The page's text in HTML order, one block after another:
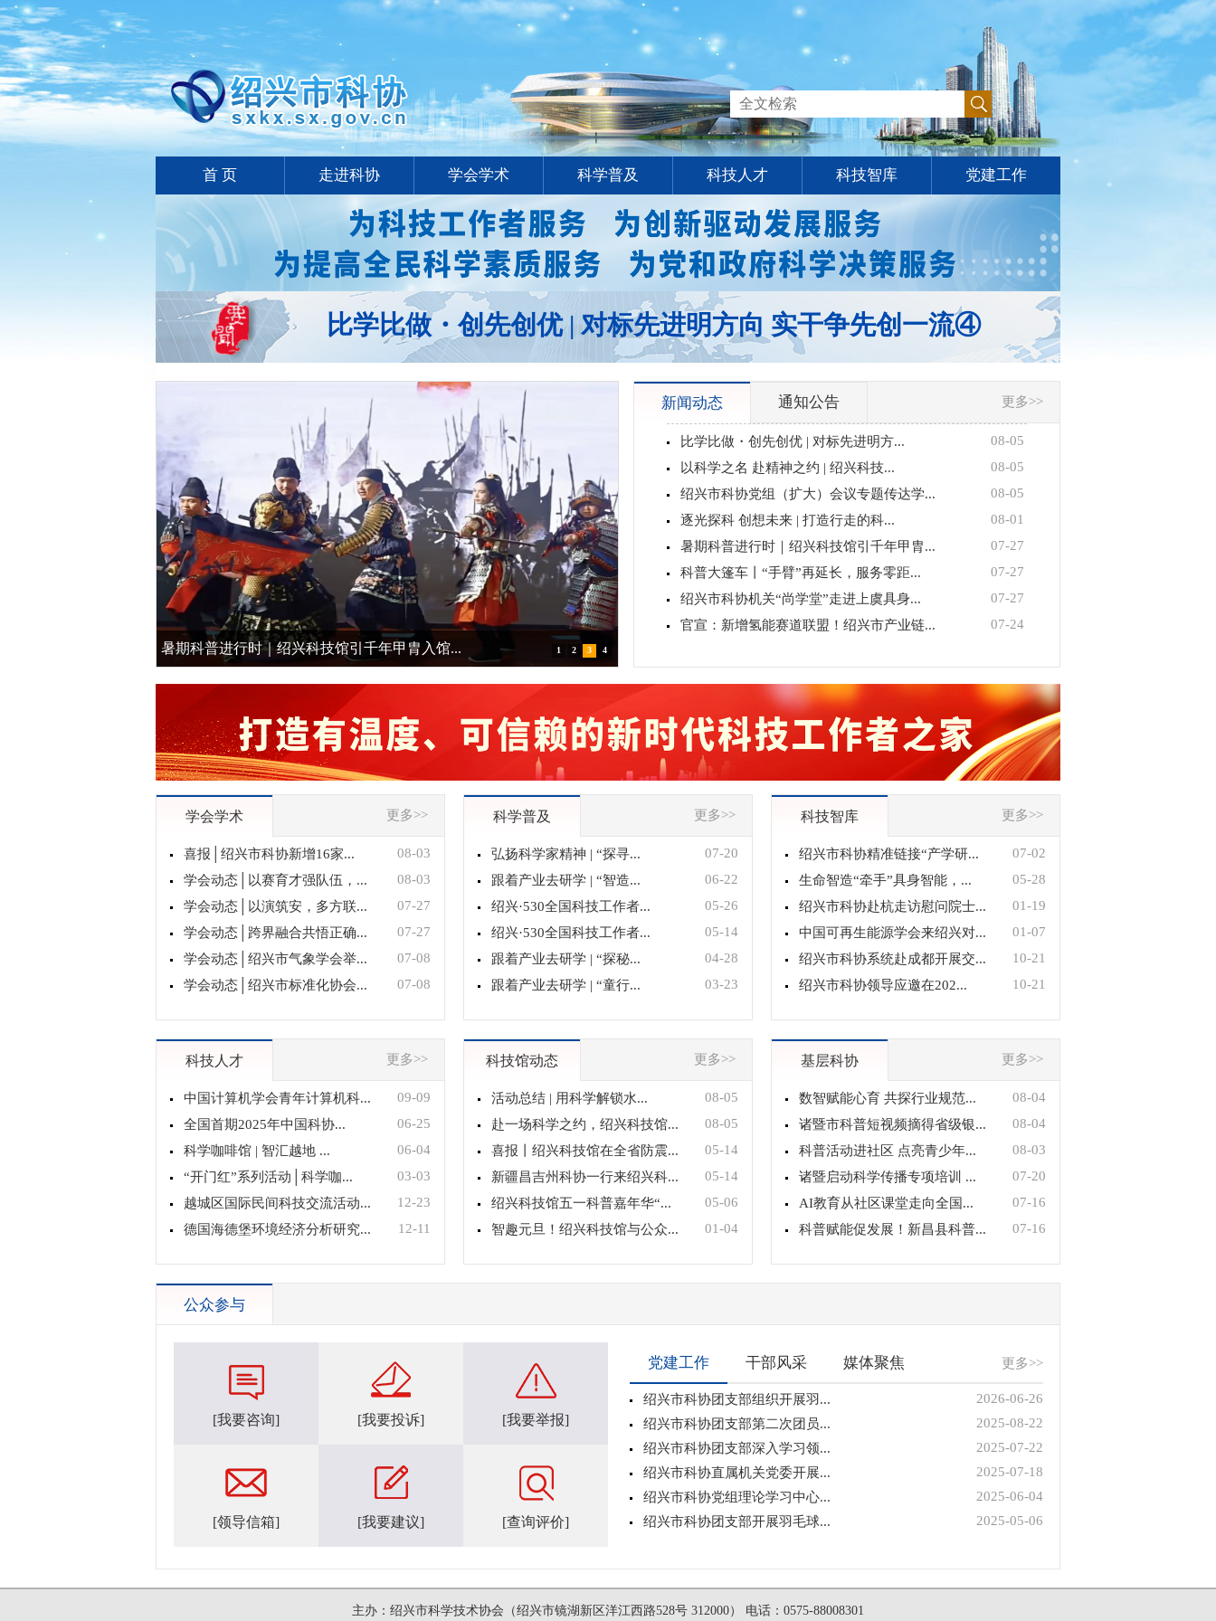
首 页 走进科协 学会学术 科学普及 科技人才 科技智库 党建工作
比学比做・创先创优 | 对标先进明方向 实干争先创一流④
1 2 3 4
暑期科普进行时｜绍兴科技馆引千年甲胄入馆...
新闻动态 通知公告 更多>>
比学比做・创先创优 | 对标先进明方...
08-05
以科学之名 赴精神之约 | 绍兴科技...
08-05
绍兴市科协党组（扩大）会议专题传达学...
08-05
逐光探科 创想未来 | 打造行走的科...
08-01
暑期科普进行时｜绍兴科技馆引千年甲胄...
07-27
科普大篷车丨“手臂”再延长，服务零距...
07-27
绍兴市科协机关“尚学堂”走进上虞具身...
07-27
官宣：新增氢能赛道联盟！绍兴市产业链...
07-24
学会学术 更多>>
喜报│绍兴市科协新增16家...
08-03
学会动态│以赛育才强队伍，...
08-03
学会动态│以演筑安，多方联...
07-27
学会动态│跨界融合共悟正确...
07-27
学会动态│绍兴市气象学会举...
07-08
学会动态│绍兴市标准化协会...
07-08
科学普及 更多>>
弘扬科学家精神 | “探寻...
07-20
跟着产业去研学 | “智造...
06-22
绍兴·530全国科技工作者...
05-26
绍兴·530全国科技工作者...
05-14
跟着产业去研学 | “探秘...
04-28
跟着产业去研学 | “童行...
03-23
科技智库 更多>>
绍兴市科协精准链接“产学研...
07-02
生命智造“牵手”具身智能，...
05-28
绍兴市科协赴杭走访慰问院士...
01-19
中国可再生能源学会来绍兴对...
01-07
绍兴市科协系统赴成都开展交...
10-21
绍兴市科协领导应邀在202...
10-21
科技人才 更多>>
中国计算机学会青年计算机科...
09-09
全国首期2025年中国科协...
06-25
科学咖啡馆 | 智汇越地 ...
06-04
“开门红”系列活动│科学咖...
03-03
越城区国际民间科技交流活动...
12-23
德国海德堡环境经济分析研究...
12-11
科技馆动态 更多>>
活动总结 | 用科学解锁水...
08-05
赴一场科学之约，绍兴科技馆...
08-05
喜报丨绍兴科技馆在全省防震...
05-14
新疆昌吉州科协一行来绍兴科...
05-14
绍兴科技馆五一科普嘉年华“...
05-06
智趣元旦！绍兴科技馆与公众...
01-04
基层科协 更多>>
数智赋能心育 共探行业规范...
08-04
诸暨市科普短视频摘得省级银...
08-04
科普活动进社区 点亮青少年...
08-03
诸暨启动科学传播专项培训 ...
07-20
AI教育从社区课堂走向全国...
07-16
科普赋能促发展！新昌县科普...
07-16
公众参与
[我要咨询] [我要投诉] [我要举报]
[领导信箱] [我要建议] [查询评价]
党建工作 干部风采 媒体聚焦 更多>>
绍兴市科协团支部组织开展羽...
2026-06-26
绍兴市科协团支部第二次团员...
2025-08-22
绍兴市科协团支部深入学习领...
2025-07-22
绍兴市科协直属机关党委开展...
2025-07-18
绍兴市科协党组理论学习中心...
2025-06-04
绍兴市科协团支部开展羽毛球...
2025-05-06
主办：绍兴市科学技术协会（绍兴市镜湖新区洋江西路528号 312000） 电话：0575-88008301